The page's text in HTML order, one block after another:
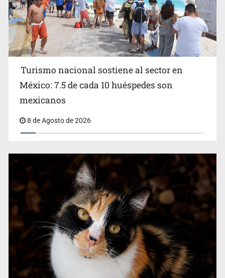
Belinda se corona como la más bella de 2026 en People
Turismo nacional sostiene al sector en
México: 7.5 de cada 10 huéspedes son
mexicanos
8 de Agosto de 2026